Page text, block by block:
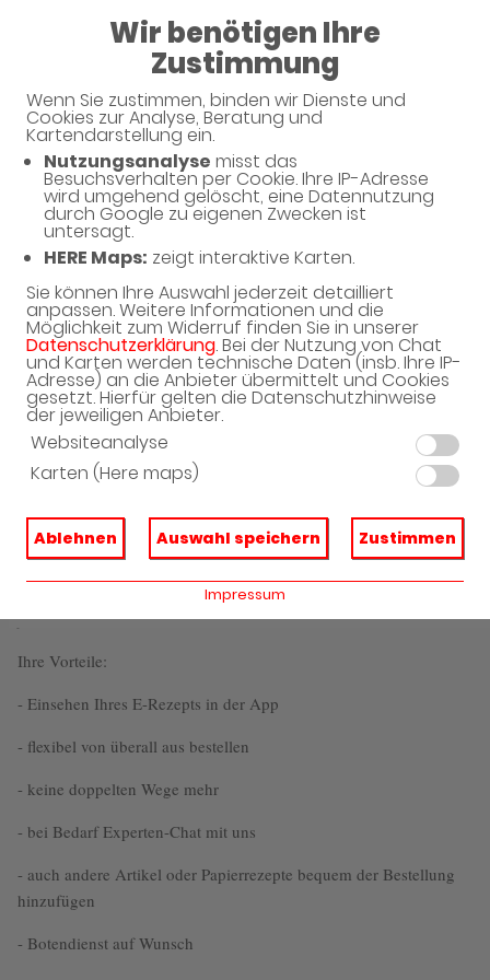
Wir benötigen Ihre
Zustimmung
Wenn Sie zustimmen, binden wir Dienste und
Cookies zur Analyse, Beratung und
Kartendarstellung ein.
Nutzungsanalyse misst das
Besuchsverhalten per Cookie. Ihre IP-Adresse
wird umgehend gelöscht, eine Datennutzung
durch Google zu eigenen Zwecken ist
untersagt.
HERE Maps: zeigt interaktive Karten.
Sie können Ihre Auswahl jederzeit detailliert
anpassen. Weitere Informationen und die
Möglichkeit zum Widerruf finden Sie in unserer
Datenschutzerklärung. Bei der Nutzung von Chat
und Karten werden technische Daten (insb. Ihre IP-
Adresse) an die Anbieter übermittelt und Cookies
gesetzt. Hierfür gelten die Datenschutzhinweise
der jeweiligen Anbieter.
Websiteanalyse
Karten (Here maps)
Ablehnen Auswahl speichern Zustimmen
Impressum
08:30 - 13:00
Jetzt e-Rezept bei uns einlösen -
ganz bequem am Smartphone
Aktuelles
jetzt Amamed App installieren und uns als Favoriten speichern.
Ihre Vorteile:
- Einsehen Ihres E-Rezepts in der App
- flexibel von überall aus bestellen
- keine doppelten Wege mehr
- bei Bedarf Experten-Chat mit uns
- auch andere Artikel oder Papierrezepte bequem der Bestellung
hinzufügen
- Botendienst auf Wunsch